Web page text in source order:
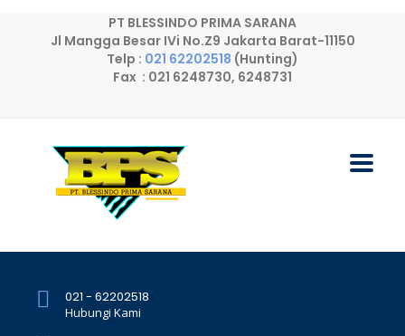
PT BLESSINDO PRIMA SARANA
Jl Mangga Besar IVi No.Z9 Jakarta Barat-11150
Telp : 021 62202518 (Hunting)
Fax : 021 6248730, 6248731
021 - 62202518
Hubungi Kami